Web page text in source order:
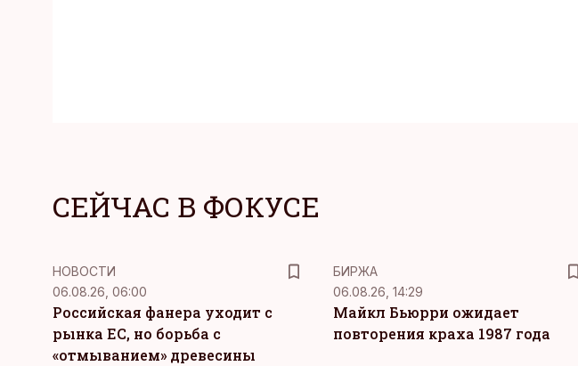
СЕЙЧАС В ФОКУСЕ
НОВОСТИ
06.08.26, 06:00
Российская фанера уходит с
рынка ЕС, но борьба с
«отмыванием» древесины
БИРЖА
06.08.26, 14:29
Майкл Бьюрри ожидает
повторения краха 1987 года